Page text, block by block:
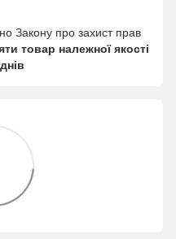
Закону про захист прав
товар належної якості